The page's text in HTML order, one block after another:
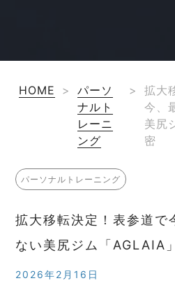
HOME >
パーソ
ナルト
レーニ
ング
>
拡大
今、
美尻
密
パーソナルトレーニング
拡大移転決定！表参道で
ない美尻ジム「AGLAIA
2026年2月16日